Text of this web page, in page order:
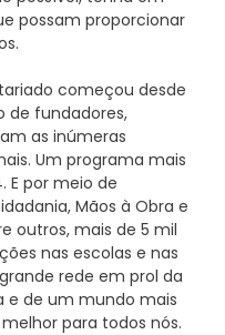
possam proporcionar
começou desde
de fundadores,
as inúmeras
Um programa mais
E por meio de
Mãos à Obra e
outros, mais de 5 mil
nas escolas e nas
rede em prol da
e de um mundo mais
para todos nós.